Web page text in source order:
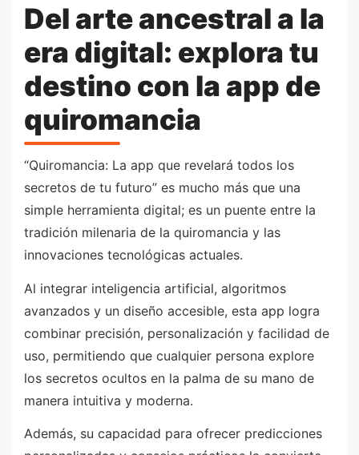
Del arte ancestral a la
era digital: explora tu
destino con la app de
quiromancia
“Quiromancia: La app que revelará todos los
secretos de tu futuro” es mucho más que una
simple herramienta digital; es un puente entre la
tradición milenaria de la quiromancia y las
innovaciones tecnológicas actuales.
Al integrar inteligencia artificial, algoritmos
avanzados y un diseño accesible, esta app logra
combinar precisión, personalización y facilidad de
uso, permitiendo que cualquier persona explore
los secretos ocultos en la palma de su mano de
manera intuitiva y moderna.
Además, su capacidad para ofrecer predicciones